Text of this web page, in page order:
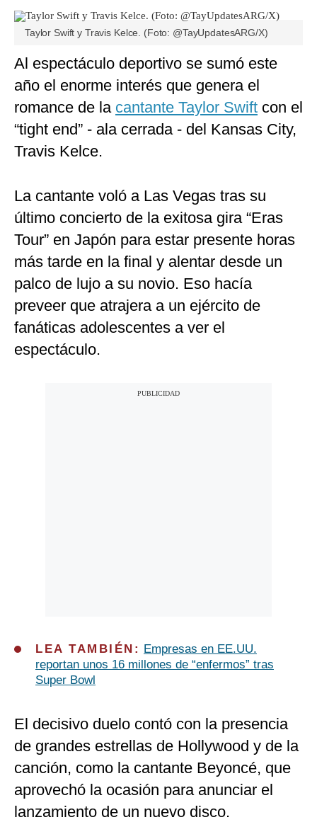
Taylor Swift y Travis Kelce. (Foto: @TayUpdatesARG/X)
Al espectáculo deportivo se sumó este
año el enorme interés que genera el
romance de la cantante Taylor Swift con el
“tight end” - ala cerrada - del Kansas City,
Travis Kelce.
La cantante voló a Las Vegas tras su
último concierto de la exitosa gira “Eras
Tour” en Japón para estar presente horas
más tarde en la final y alentar desde un
palco de lujo a su novio. Eso hacía
preveer que atrajera a un ejército de
fanáticas adolescentes a ver el
espectáculo.
LEA TAMBIÉN:
Empresas en EE.UU.
reportan unos 16 millones de “enfermos” tras
Super Bowl
El decisivo duelo contó con la presencia
de grandes estrellas de Hollywood y de la
canción, como la cantante Beyoncé, que
aprovechó la ocasión para anunciar el
lanzamiento de un nuevo disco.